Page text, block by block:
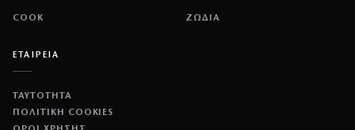
COOK ΖΩΔΙΑ
ΕΤΑΙΡΕΙΑ
ΤΑΥΤΟΤΗΤΑ
ΠΟΛΙΤΙΚΉ COOKIES